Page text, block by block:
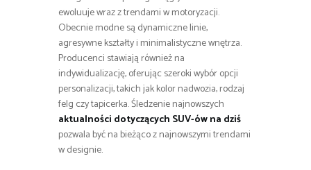
ewoluuje wraz z trendami w motoryzacji.
Obecnie modne są dynamiczne linie,
agresywne kształty i minimalistyczne wnętrza.
Producenci stawiają również na
indywidualizację, oferując szeroki wybór opcji
personalizacji, takich jak kolor nadwozia, rodzaj
felg czy tapicerka. Śledzenie najnowszych
aktualności dotyczących SUV-ów na dziś
pozwala być na bieżąco z najnowszymi trendami
w designie.